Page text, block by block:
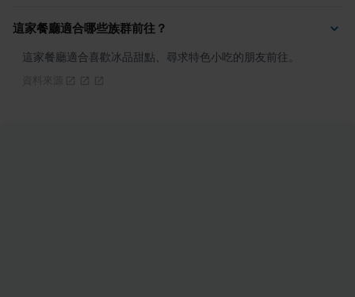
這家餐廳適合哪些族群前往？
這家餐廳適合喜歡冰品甜點、尋求特色小吃的朋友前往。